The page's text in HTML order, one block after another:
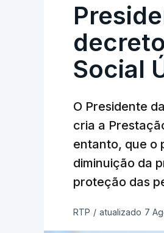
Social
O Presidente
cria a
entanto, que o
diminuição da
proteção das
RTP / atualizado 7